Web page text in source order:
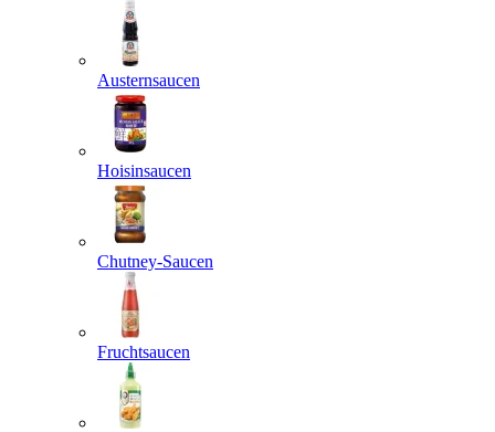
Austernsaucen
Hoisinsaucen
Chutney-Saucen
Fruchtsaucen